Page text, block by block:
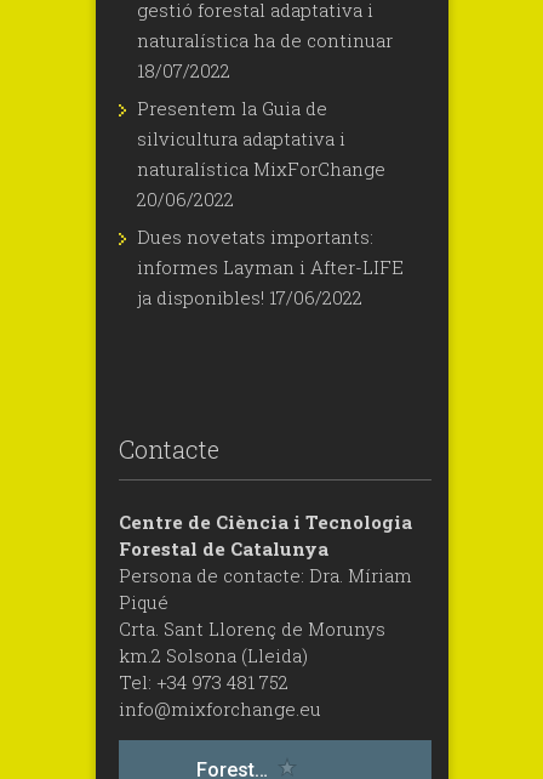
gestió forestal adaptativa i
naturalística ha de continuar
18/07/2022
Presentem la Guia de
silvicultura adaptativa i
naturalística MixForChange
20/06/2022
Dues novetats importants:
informes Layman i After-LIFE
ja disponibles! 17/06/2022
Contacte
Centre de Ciència i Tecnologia
Forestal de Catalunya
Persona de contacte: Dra. Míriam
Piqué
Crta. Sant Llorenç de Morunys
km.2 Solsona (Lleida)
Tel: +34 973 481 752
info@mixforchange.eu